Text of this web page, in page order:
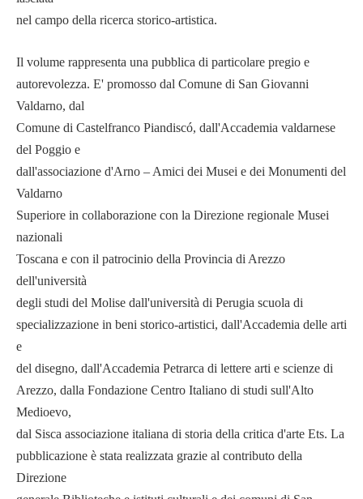
nel campo della ricerca storico-artistica.
Il volume rappresenta una pubblica di particolare pregio e
autorevolezza. E' promosso dal Comune di San Giovanni
Valdarno, dal
Comune di Castelfranco Piandiscó, dall'Accademia valdarnese
del Poggio e
dall'associazione d'Arno – Amici dei Musei e dei Monumenti del
Valdarno
Superiore in collaborazione con la Direzione regionale Musei
nazionali
Toscana e con il patrocinio della Provincia di Arezzo
dell'università
degli studi del Molise dall'università di Perugia scuola di
specializzazione in beni storico-artistici, dall'Accademia delle arti
e
del disegno, dall'Accademia Petrarca di lettere arti e scienze di
Arezzo, dalla Fondazione Centro Italiano di studi sull'Alto
Medioevo,
dal Sisca associazione italiana di storia della critica d'arte Ets. La
pubblicazione è stata realizzata grazie al contributo della
Direzione